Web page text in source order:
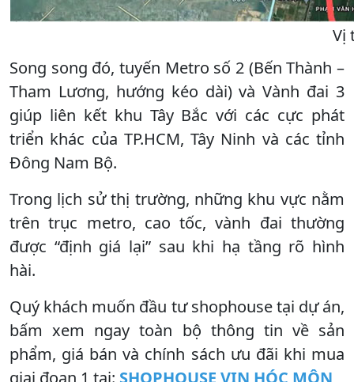
Vị
Song song đó, tuyến Metro số 2 (Bến Thành –
Tham Lương, hướng kéo dài) và Vành đai 3
giúp liên kết khu Tây Bắc với các cực phát
triển khác của TP.HCM, Tây Ninh và các tỉnh
Đông Nam Bộ.
Trong lịch sử thị trường, những khu vực nằm
trên trục metro, cao tốc, vành đai thường
được “định giá lại” sau khi hạ tầng rõ hình
hài.
Quý khách muốn đầu tư shophouse tại dự án,
bấm xem ngay toàn bộ thông tin về sản
phẩm, giá bán và chính sách ưu đãi khi mua
giai đoạn 1 tại: SHOPHOUSE VIN HÓC MÔN